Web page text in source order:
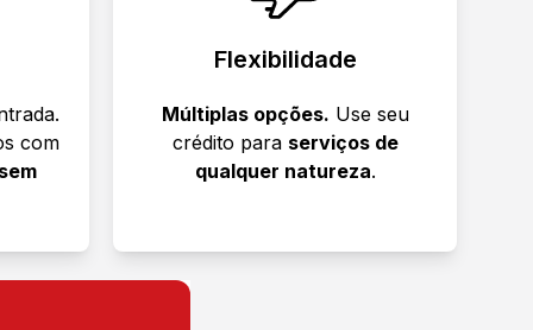
com
Flexibilidade
Múltiplas opções. Use seu
crédito para serviços de
qualquer natureza.